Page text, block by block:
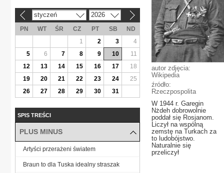
autor zdjęcia:
Wikipedia
źródło:
Rzeczpospolita
W 1944 r. Garegin
Nżdeh dobrowolnie
poddał się Rosjanom.
Liczył na wspólną
zemstę na Turkach za
to ludobójstwo.
Naturalnie się
przeliczył
styczeń 2026
PN WT ŚR CZ PT SB
ND
1
2 3
4
5
6 7 8 9 10
11
12
13 14 15 16 17
18
19
20 21 22 23 24
25
26
27 28 29 30 31
SPIS TREŚCI
PLUS MINUS
Artyści przerażeni światem
Braun to dla Tuska idealny straszak